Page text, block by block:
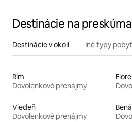
Destinácie na
Destinácie v okolí Iné typy
Rím
Dovolenkové prenájmy
Viedeň
Dovolenkové prenájmy